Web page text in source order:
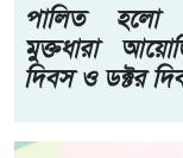
পালিত হলো
মুক্তধারা
দিবস ও ডক্টর